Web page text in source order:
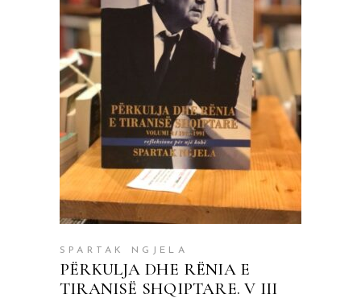
SHTOJE NË SHPORTË
SPARTAK NGJELA
PËRKULJA DHE RËNIA E
TIRANISË SHQIPTARE. V III